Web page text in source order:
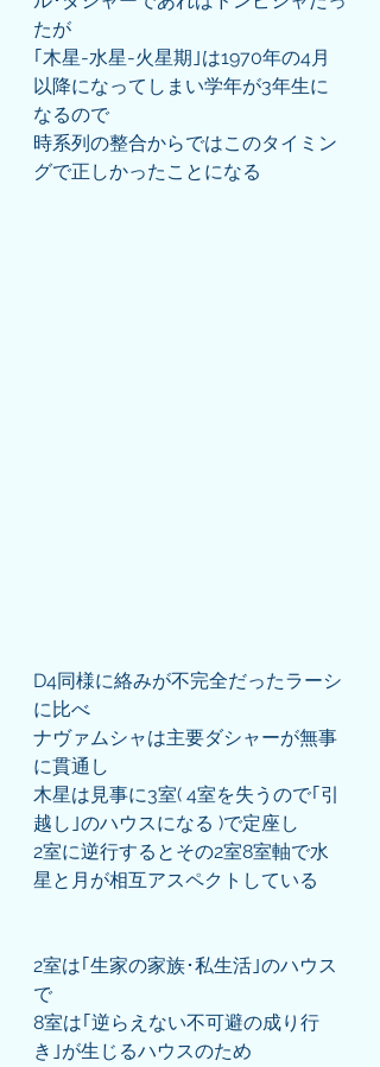
たが
｢木星-水星-火星期｣は1970年の4月
以降になってしまい学年が3年生に
なるので
時系列の整合からではこのタイミン
グで正しかったことになる
D4同様に絡みが不完全だったラーシ
に比べ
ナヴァムシャは主要ダシャーが無事
に貫通し
木星は見事に3室( 4室を失うので｢引
越し｣のハウスになる )で定座し
2室に逆行するとその2室8室軸で水
星と月が相互アスペクトしている
2室は｢生家の家族･私生活｣のハウス
で
8室は｢逆らえない不可避の成り行
き｣が生じるハウスのため